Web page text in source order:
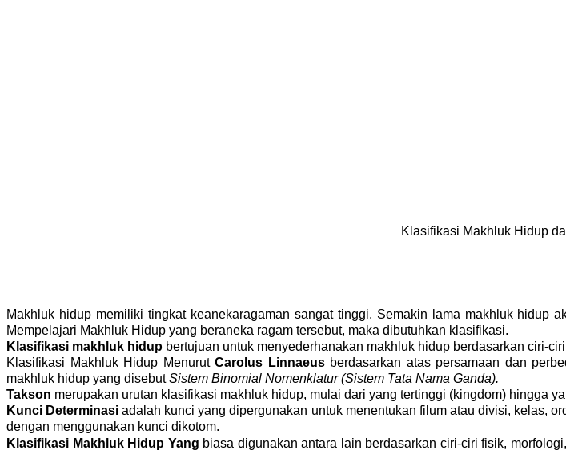
Klasifikasi Makhluk Hidup
Makhluk hidup memiliki tingkat keanekaragaman sangat tinggi. Semakin lama makhluk hidup
Mempelajari Makhluk Hidup yang beraneka ragam tersebut, maka dibutuhkan klasifikasi.
Klasifikasi makhluk hidup bertujuan untuk menyederhanakan makhluk hidup berdasarkan ciri-
Klasifikasi Makhluk Hidup Menurut Carolus Linnaeus berdasarkan atas persamaan dan
makhluk hidup yang disebut Sistem Binomial Nomenklatur (Sistem Tata Nama Ganda).
Takson merupakan urutan klasifikasi makhluk hidup, mulai dari yang tertinggi (kingdom) hingga
Kunci Determinasi adalah kunci yang dipergunakan untuk menentukan filum atau divisi, kelas,
dengan menggunakan kunci dikotom.
Klasifikasi Makhluk Hidup Yang biasa digunakan antara lain berdasarkan ciri-ciri fisik,